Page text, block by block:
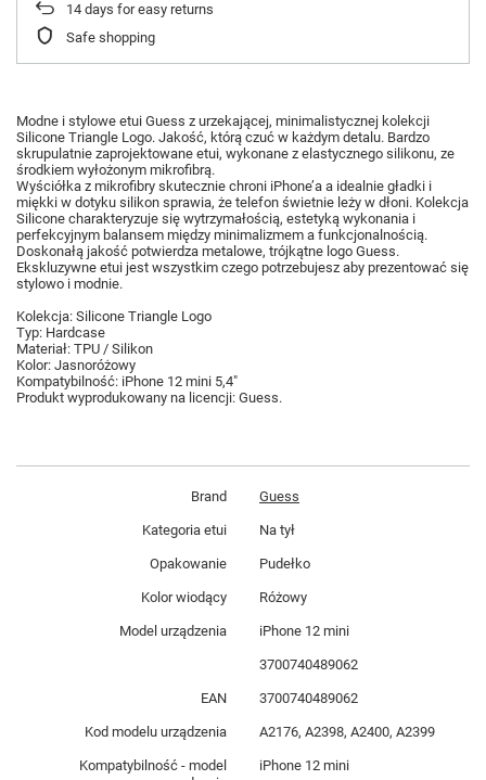
14 days for easy returns
Safe shopping
Modne i stylowe etui Guess z urzekającej, minimalistycznej kolekcji
Silicone Triangle Logo. Jakość, którą czuć w każdym detalu. Bardzo
skrupulatnie zaprojektowane etui, wykonane z elastycznego silikonu, ze
środkiem wyłożonym mikrofibrą.
Wyściółka z mikrofibry skutecznie chroni iPhone’a a idealnie gładki i
miękki w dotyku silikon sprawia, że telefon świetnie leży w dłoni. Kolekcja
Silicone charakteryzuje się wytrzymałością, estetyką wykonania i
perfekcyjnym balansem między minimalizmem a funkcjonalnością.
Doskonałą jakość potwierdza metalowe, trójkątne logo Guess.
Ekskluzywne etui jest wszystkim czego potrzebujesz aby prezentować się
stylowo i modnie.
Kolekcja: Silicone Triangle Logo
Typ: Hardcase
Materiał: TPU / Silikon
Kolor: Jasnoróżowy
Kompatybilność: iPhone 12 mini 5,4"
Produkt wyprodukowany na licencji: Guess.
Brand Guess
Kategoria etui Na tył
Opakowanie Pudełko
Kolor wiodący Różowy
Model urządzenia iPhone 12 mini
3700740489062
EAN 3700740489062
Kod modelu urządzenia A2176, A2398, A2400, A2399
Kompatybilność - model
iPhone 12 mini